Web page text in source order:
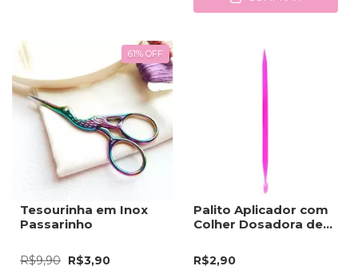
61% OFF
Tesourinha em Inox
Passarinho
R$9,90 R$3,90
Palito Aplicador com
Colher Dosadora de
R$2,90